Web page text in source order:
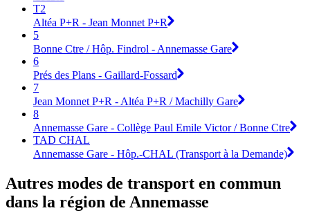
T2
Altéa P+R - Jean Monnet P+R
5
Bonne Ctre / Hôp. Findrol - Annemasse Gare
6
Prés des Plans - Gaillard-Fossard
7
Jean Monnet P+R - Altéa P+R / Machilly Gare
8
Annemasse Gare - Collège Paul Emile Victor / Bonne Ctre
TAD CHAL
Annemasse Gare - Hôp.-CHAL (Transport à la Demande)
Autres modes de transport en commun
dans la région de Annemasse